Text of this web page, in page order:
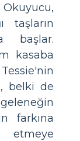
taşların
başlar.
kasaba
belki de
farkına
etmeye